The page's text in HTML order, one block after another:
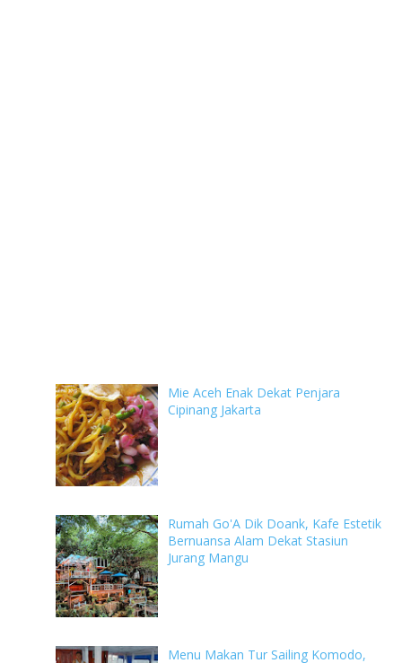
Mie Aceh Enak Dekat Penjara
Cipinang Jakarta
Rumah Go'A Dik Doank, Kafe Estetik
Bernuansa Alam Dekat Stasiun
Jurang Mangu
Menu Makan Tur Sailing Komodo,